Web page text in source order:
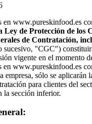
en www.pureskinfood.es
Ley de Protección de los
de Contratación,
sucesivo, "CGC")
vigente en el momento
en www.pureskinfood.es
empresa, sólo se aplicarán
para clientes del
la sección inferior.